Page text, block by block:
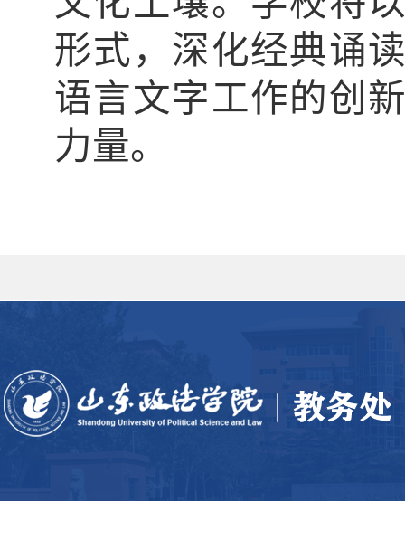
形式，深化经典诵
语言文字工作的创
力量。